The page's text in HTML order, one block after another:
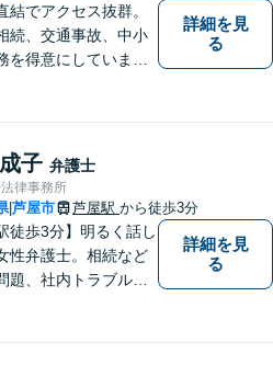
結でアクセス抜群。
続、交通事故、中小
を得意にしていま
業診断士資格有り
詳細を見
る
子 弁護士
律事務所
|芦屋市 芦屋駅 から徒歩3分
徒歩3分】明るく話し
性弁護士。相続など
題、社内トラブル
詳細を見
る